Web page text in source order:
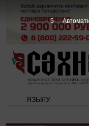
ЯЗЫЛУ
4